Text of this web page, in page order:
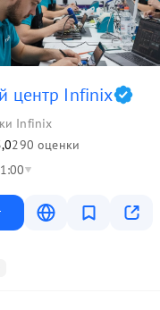
центр Infinix
Infinix
290 оценки